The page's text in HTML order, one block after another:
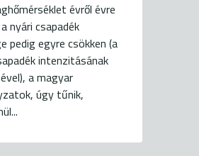
évről évre
nyári csapadék
pedig egyre csökken (a
intenzitásának
a magyar
úgy tűnik,